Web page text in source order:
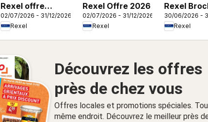
Rexel offre
ventilation
02/07/2026 - 31/12/2026
Rexel
Rexel Offre 2026
02/07/2026 - 31/12/2026
Rexel
Rexel
30/06/2026 -
Rexel
Découvrez les offres
près de chez vous
Offres locales et promotions spéciales.
même endroit. Découvrez le meilleur près